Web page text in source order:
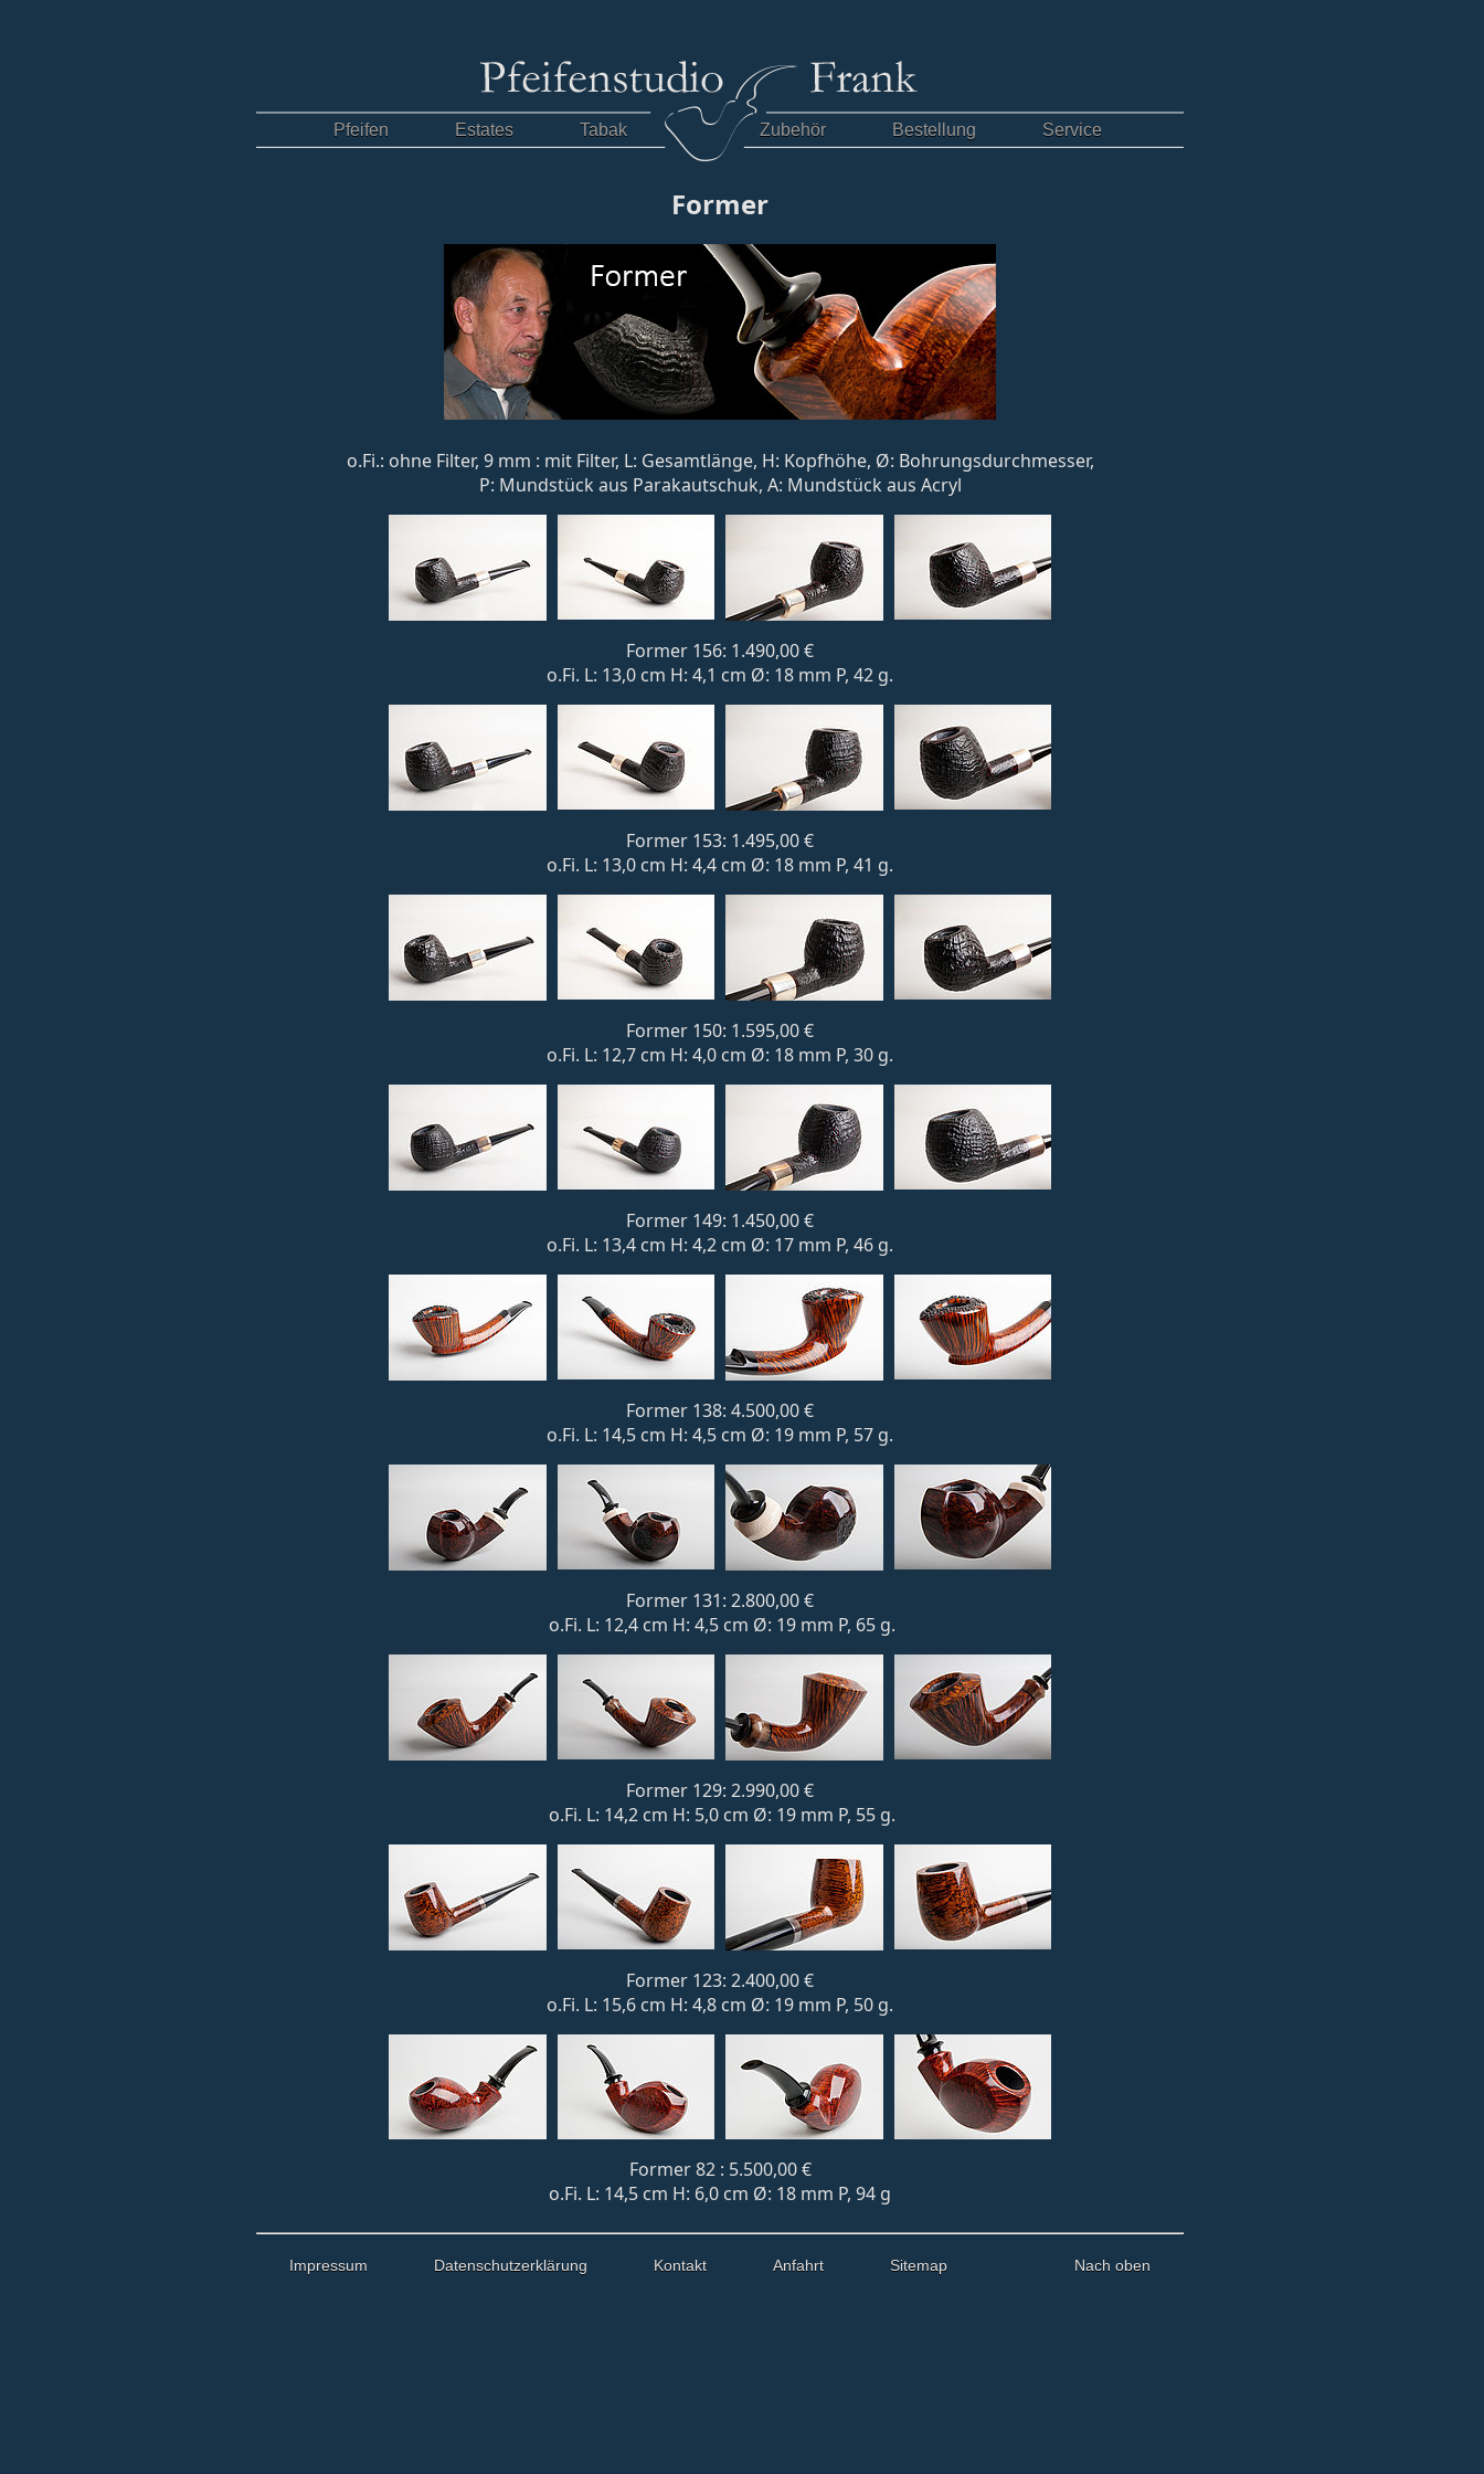
Pfeifen Estates Tabak Zubehör Bestellung Service
Former
o.Fi.: ohne Filter, 9 mm : mit Filter, L: Gesamtlänge, H: Kopfhöhe, Ø: Bohrungsdurchmesser,
P: Mundstück aus Parakautschuk, A: Mundstück aus Acryl
Former 156: 1.490,00 €
o.Fi. L: 13,0 cm H: 4,1 cm Ø: 18 mm P, 42 g.
Former 153: 1.495,00 €
o.Fi. L: 13,0 cm H: 4,4 cm Ø: 18 mm P, 41 g.
Former 150: 1.595,00 €
o.Fi. L: 12,7 cm H: 4,0 cm Ø: 18 mm P, 30 g.
Former 149: 1.450,00 €
o.Fi. L: 13,4 cm H: 4,2 cm Ø: 17 mm P, 46 g.
Former 138: 4.500,00 €
o.Fi. L: 14,5 cm H: 4,5 cm Ø: 19 mm P, 57 g.
Former 131: 2.800,00 €
o.Fi. L: 12,4 cm H: 4,5 cm Ø: 19 mm P, 65 g.
Former 129: 2.990,00 €
o.Fi. L: 14,2 cm H: 5,0 cm Ø: 19 mm P, 55 g.
Former 123: 2.400,00 €
o.Fi. L: 15,6 cm H: 4,8 cm Ø: 19 mm P, 50 g.
Former 82 : 5.500,00 €
o.Fi. L: 14,5 cm H: 6,0 cm Ø: 18 mm P, 94 g
Impressum Datenschutzerklärung Kontakt Anfahrt Sitemap Nach oben